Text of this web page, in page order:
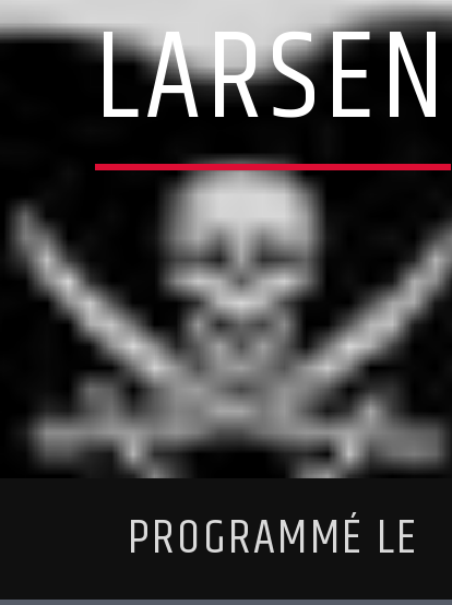
LARSEN
PROGRAMMÉ LE